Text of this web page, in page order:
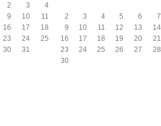
2 3
4
9 10
11
16 17
18
23 24
25
30 31
2 3 4 5 6
7
9
10 11 12 13
14
16
17 18 19 20
21
23
24 25 26 27
28
30